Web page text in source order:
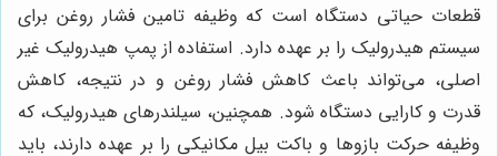
قطعات حیاتی دستگاه است که وظیفه تامین فشار روغن برای
سیستم هیدرولیک را بر عهده دارد. استفاده از پمپ هیدرولیک غیر
اصلی، می‌تواند باعث کاهش فشار روغن و در نتیجه، کاهش
قدرت و کارایی دستگاه شود. همچنین، سیلندرهای هیدرولیک، که
وظیفه حرکت بازوها و باکت بیل مکانیکی را بر عهده دارند، باید